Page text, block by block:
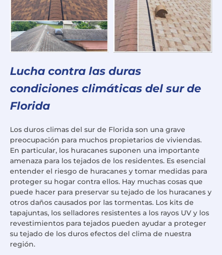
Lucha contra las duras
condiciones climáticas del sur de
Florida
Los duros climas del sur de Florida son una grave
preocupación para muchos propietarios de viviendas.
En particular, los huracanes suponen una importante
amenaza para los tejados de los residentes. Es esencial
entender el riesgo de huracanes y tomar medidas para
proteger su hogar contra ellos. Hay muchas cosas que
puede hacer para preservar su tejado de los huracanes y
otros daños causados por las tormentas. Los kits de
tapajuntas, los selladores resistentes a los rayos UV y los
revestimientos para tejados pueden ayudar a proteger
su tejado de los duros efectos del clima de nuestra
región.